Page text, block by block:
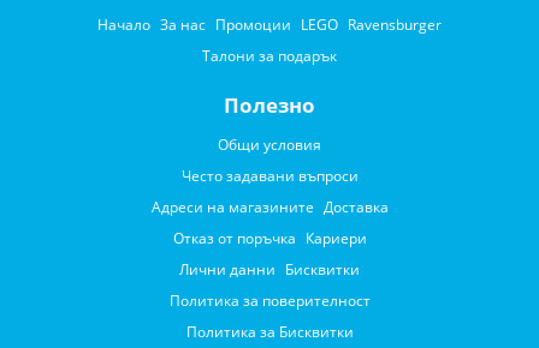
Начало За нас Промоции LEGO Ravensburger
Талони за подарък
Полезно
Общи условия
Често задавани въпроси
Адреси на магазините Доставка
Отказ от поръчка Кариери
Лични данни Бисквитки
Политика за поверителност
Политика за Бисквитки